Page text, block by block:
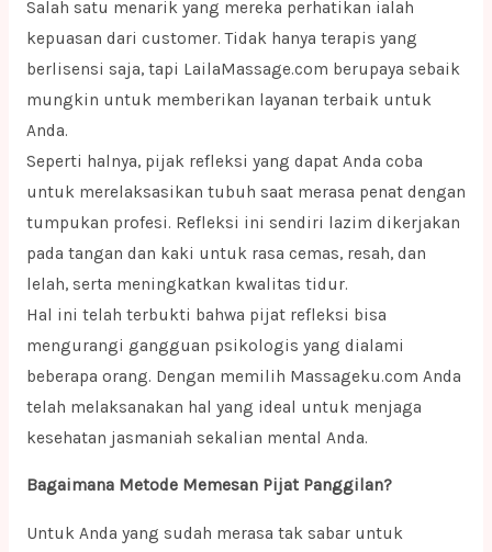
Salah satu menarik yang mereka perhatikan ialah
kepuasan dari customer. Tidak hanya terapis yang
berlisensi saja, tapi LailaMassage.com berupaya sebaik
mungkin untuk memberikan layanan terbaik untuk
Anda.
Seperti halnya, pijak refleksi yang dapat Anda coba
untuk merelaksasikan tubuh saat merasa penat dengan
tumpukan profesi. Refleksi ini sendiri lazim dikerjakan
pada tangan dan kaki untuk rasa cemas, resah, dan
lelah, serta meningkatkan kwalitas tidur.
Hal ini telah terbukti bahwa pijat refleksi bisa
mengurangi gangguan psikologis yang dialami
beberapa orang. Dengan memilih Massageku.com Anda
telah melaksanakan hal yang ideal untuk menjaga
kesehatan jasmaniah sekalian mental Anda.
Bagaimana Metode Memesan Pijat Panggilan?
Untuk Anda yang sudah merasa tak sabar untuk